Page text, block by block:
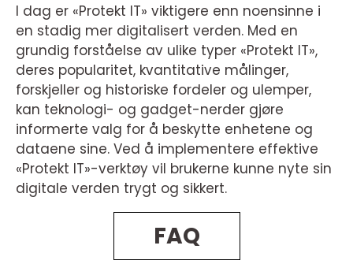
I dag er «Protekt IT» viktigere enn noensinne i
en stadig mer digitalisert verden. Med en
grundig forståelse av ulike typer «Protekt IT»,
deres popularitet, kvantitative målinger,
forskjeller og historiske fordeler og ulemper,
kan teknologi- og gadget-nerder gjøre
informerte valg for å beskytte enhetene og
dataene sine. Ved å implementere effektive
«Protekt IT»-verktøy vil brukerne kunne nyte sin
digitale verden trygt og sikkert.
FAQ